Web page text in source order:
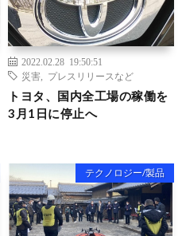
2022.02.28 19:50:51
災害
プレスリリースなど
トヨタ、国内全工場の稼働を
3月1日に停止へ
テクノロジー/製品